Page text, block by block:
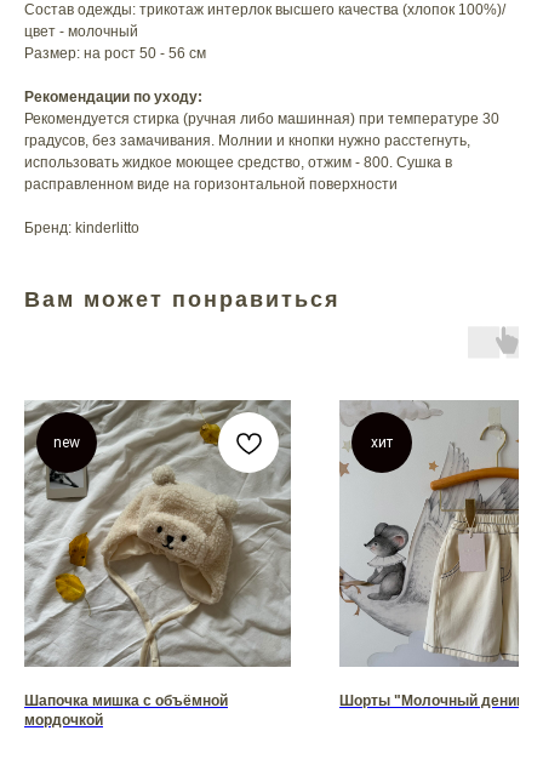
Состав одежды: трикотаж интерлок высшего качества (хлопок 100%)/
цвет - молочный
Размер: на рост 50 - 56 см
Рекомендации по уходу:
Рекомендуется стирка (ручная либо машинная) при температуре 30
градусов, без замачивания. Молнии и кнопки нужно расстегнуть,
использовать жидкое моющее средство, отжим - 800. Сушка в
расправленном виде на горизонтальной поверхности
Бренд: kinderlitto
Вам может понравиться
new
Шапочка мишка с объёмной
мордочкой
хит
Шорты "Молочный деним"